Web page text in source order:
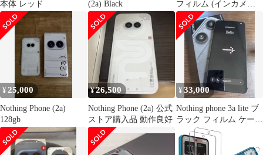
本体 レッド (2a) Black
フィルム (インカメラ
穴なし) OverLay 9H
Brilliant ナッシング ス
マホ用フィルム 9H 高
硬度 透明 高光沢
¥ 25,000
Nothing Phone (2a)
128gb
¥26,500
Nothing Phone (2a) 公式
ストア購入品 動作良好
¥33,000
Nothing phone 3a lite ブ
ラック フィルム ケース
2種付き